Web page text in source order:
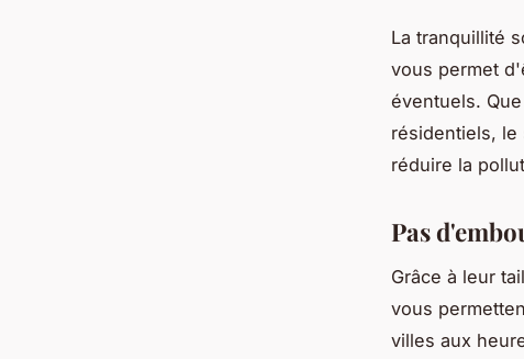
La tranquillité
vous permet
éventuels.
résidentiels, le
réduire la
Pas
Grâce à leur
vous
villes aux